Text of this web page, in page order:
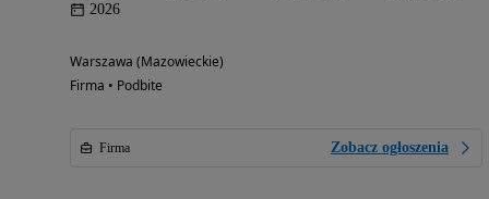
2026
Warszawa (Mazowieckie)
Firma • Podbite
Firma Zobacz ogłoszenia